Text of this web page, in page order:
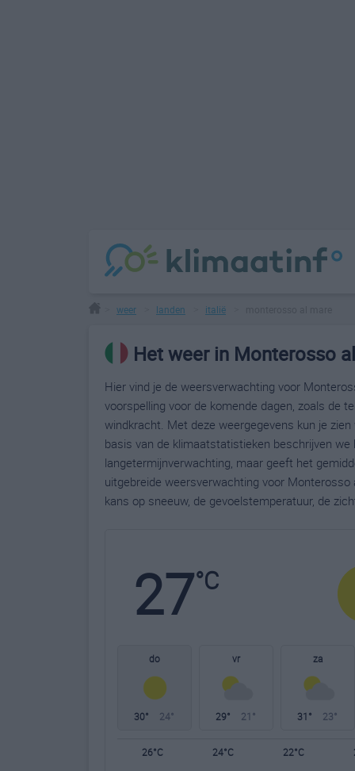
weer landen italië
Het weer in Monterosso
Hier vind je de weersverwachting voor
voorspelling voor de komende dagen, zoals de
windkracht. Met deze weergegevens kun je
basis van de klimaatstatistieken beschrijven
langetermijnverwachting, maar geeft het
uitgebreide weersverwachting voor
kans op sneeuw, de gevoelstemperatuur, de
27°C
do
30° 24°
vr
29° 21°
za
31° 23°
26°C 24°C 22°C